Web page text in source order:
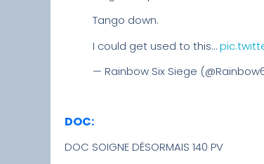
Tango down.
I could get used to this…
— Rainbow Six Siege
DOC:
DOC SOIGNE DÉSORMAIS 140 PV